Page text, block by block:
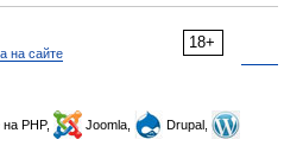
18+
на сайте
на PHP, Joomla,
Drupal,